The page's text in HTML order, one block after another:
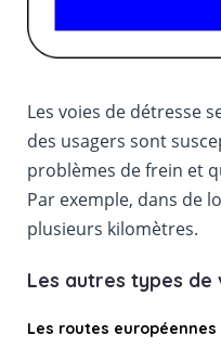
Les voies de détresse
des usagers sont
problèmes de frein et
Par exemple, dans de
plusieurs kilomètres.
Les autres types de
Les routes européennes